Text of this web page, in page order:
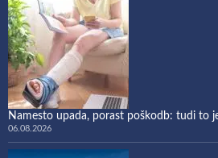
Namesto upada, porast poškodb: tudi to
06.08.2026